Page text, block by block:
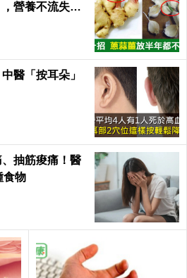
營養不流失！
醫「按耳朵」
抽筋痠痛！醫
食物